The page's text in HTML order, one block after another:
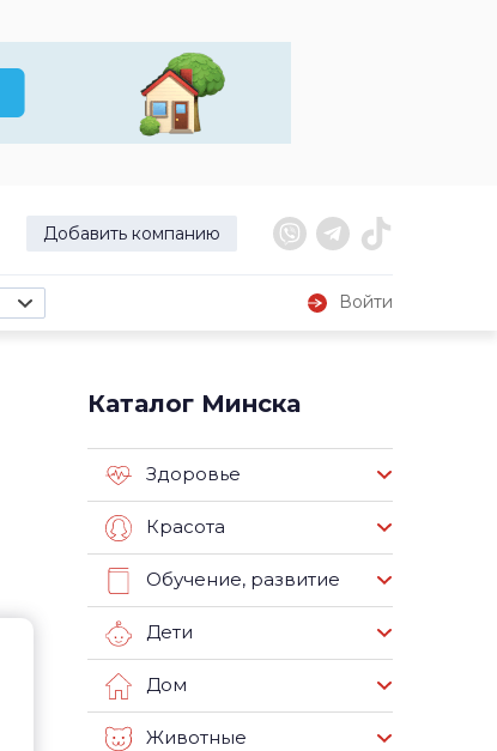
Добавить компанию
Войти
Каталог Минска
Здоровье
Красота
Обучение, развитие
Дети
Дом
Животные